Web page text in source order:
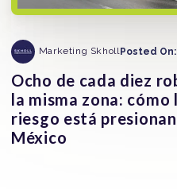
Marketing SkhollPosted On:
Ocho de cada diez
la misma zona:
riesgo está
México